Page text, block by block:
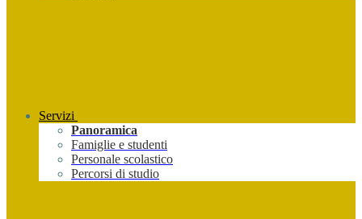
Servizi
Panoramica
Famiglie e studenti
Personale scolastico
Percorsi di studio